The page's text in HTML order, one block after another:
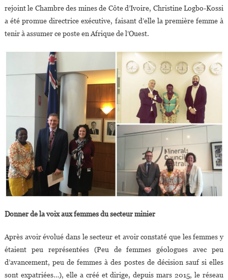
rejoint le Chambre des mines de Côte d’Ivoire, Christine Logbo-Kossi
a été promue directrice exécutive, faisant d’elle la première femme à
tenir à assumer ce poste en Afrique de l’Ouest.
Donner de la voix aux femmes du secteur minier
Après avoir évolué dans le secteur et avoir constaté que les femmes y
étaient peu représentées (Peu de femmes géologues avec peu
d’avancement, peu de femmes à des postes de décision sauf si elles
sont expatriées…), elle a créé et dirige, depuis mars 2015, le réseau